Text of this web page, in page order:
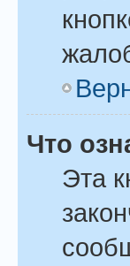
Что
Эта